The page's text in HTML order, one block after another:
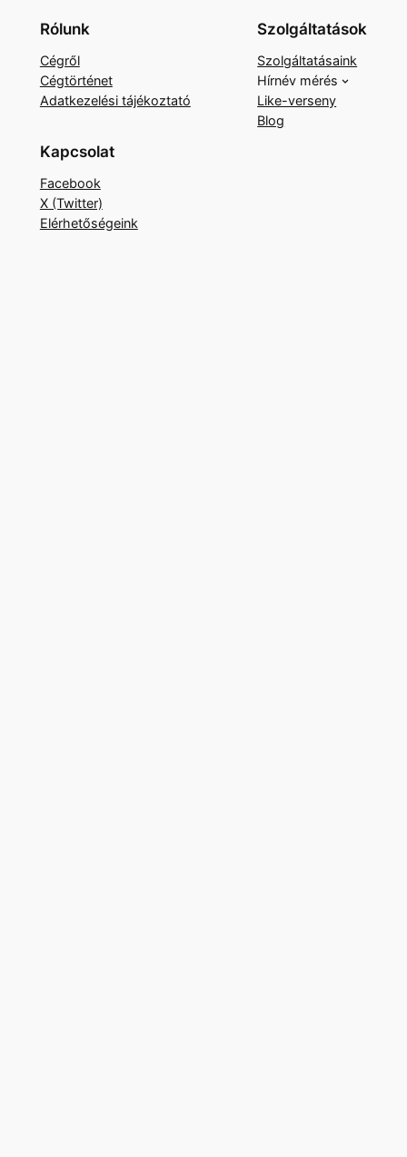
Rólunk
Cégről
Cégtörténet
Adatkezelési tájékoztató
Szolgáltatások
Szolgáltatásaink
Hírnév mérés
Like-verseny
Blog
Kapcsolat
Facebook
X (Twitter)
Elérhetőségeink